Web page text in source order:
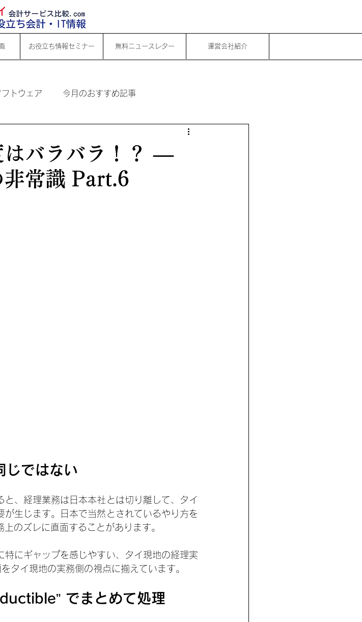
お役立ち情報セミナー 無料ニュースレター 運営会社紹介
フトウェア 今月のおすすめ記事
はバラバラ！？ ―
非常識 Part.6
じではない
、経理業務は日本本社とは切り離して、タイ
生じます。日本で当然とされているやり方を
のズレに直面することがあります。
にギャップを感じやすい、タイ現地の経理実
タイ現地の実務側の視点に揃えています。
でまとめて処理